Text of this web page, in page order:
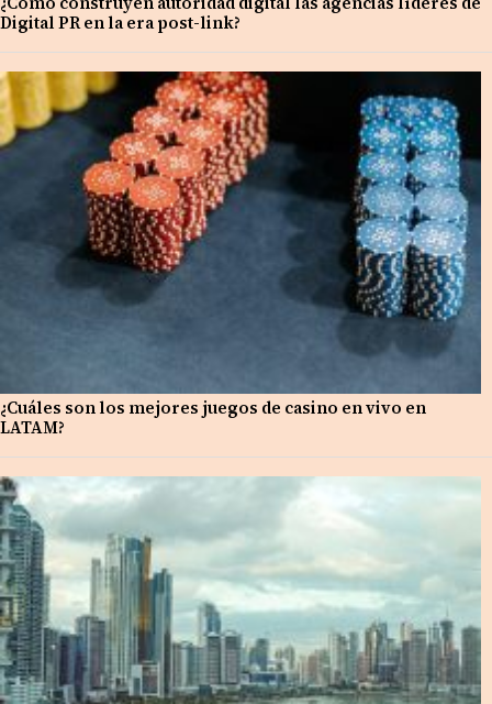
Digital PR en la era post-link?
¿Cuáles son los mejores juegos de casino en vivo en
LATAM?